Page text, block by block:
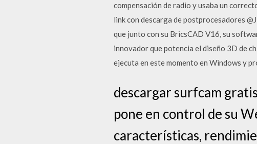
compensación de radio y usaba un
link con descarga de postprocesadores
que junto con su BricsCAD V16, su
innovador que potencia el diseño 3D de
ejecuta en este momento en Windows y
descargar surfcam
pone en control de su
características,